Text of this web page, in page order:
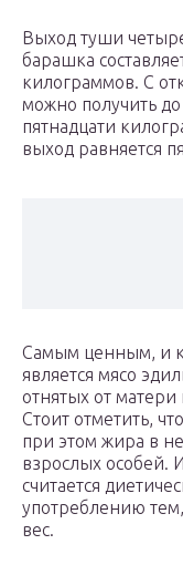
Выход туши
барашка
килограммов. С
можно получить
пятнадцати
выход равняется
Самым ценным, и
является мясо
отнятых от
Стоит отметить,
при этом жира в
взрослых особей.
считается
употреблению
вес.